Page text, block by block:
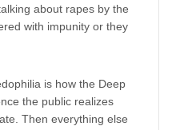
about rapes by the
with impunity or they
is how the Deep
the public realizes
Then everything else